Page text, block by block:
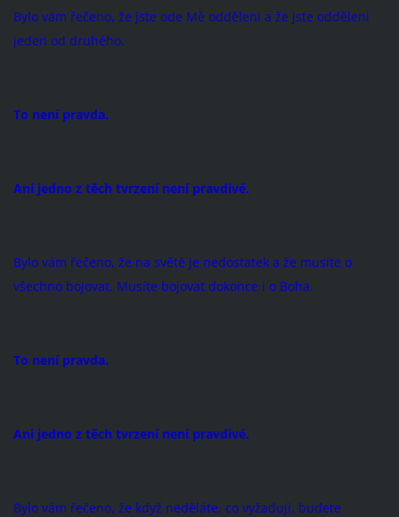
Bylo vám řečeno, že jste ode Mě odděleni a že jste odděleni
jeden od druhého.
To není pravda.
Ani jedno z těch tvrzení není pravdivé.
Bylo vám řečeno, že na světě je nedostatek a že musíte o
všechno bojovat. Musíte bojovat dokonce i o Boha.
To není pravda.
Ani jedno z těch tvrzení není pravdivé.
Bylo vám řečeno, že když neděláte, co vyžaduji, budete